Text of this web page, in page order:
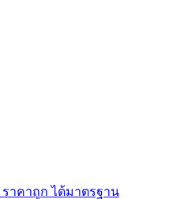
ราคาถูก ได้มาตรฐาน